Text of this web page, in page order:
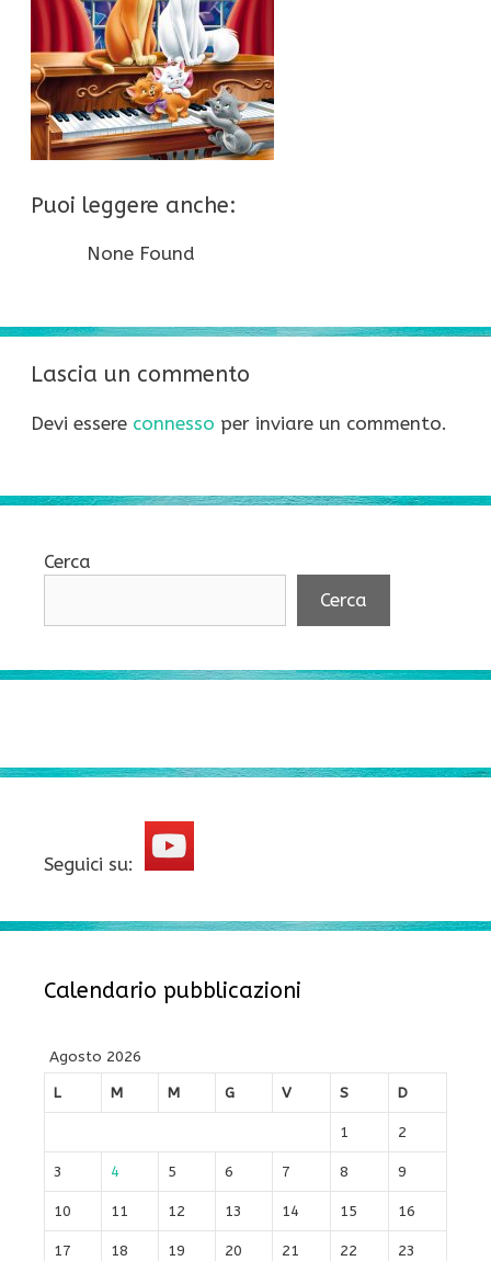
Puoi leggere anche:
None Found
Lascia un commento
Devi essere connesso per inviare un commento.
Cerca
Cerca
Seguici su:
Calendario pubblicazioni
Agosto 2026
L
M M G V S D
1 2
3 4 5 6 7 8 9
10 11 12 13 14 15 16
17 18 19 20 21 22 23